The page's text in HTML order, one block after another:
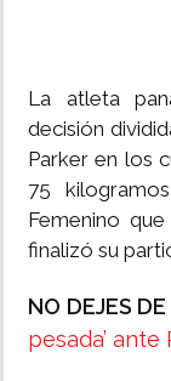
La atleta
decisión
Parker en los
75
Femenino
finalizó su
NO DEJES
pesada’ ante